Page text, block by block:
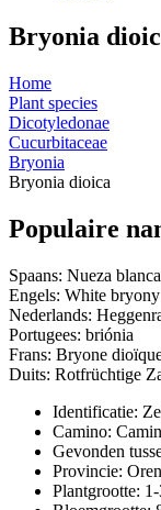
Bryonia
Home
Plant species
Dicotyledonae
Cucurbitaceae
Bryonia
Bryonia dioica
Populaire
Spaans: Nueza blanca
Engels: White bryony
Nederlands:
Portugees: briónia
Frans: Bryone
Duits: Rotfrüchtige
Identificatie:
Camino:
Gevonden
Provincie:
Plantgrootte: